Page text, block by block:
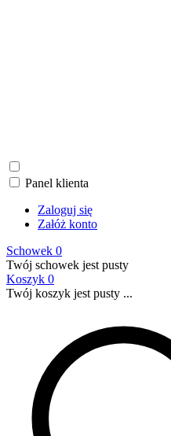
Panel klienta
Zaloguj się
Załóż konto
Schowek 0
Twój schowek jest pusty
Koszyk 0
Twój koszyk jest pusty ...